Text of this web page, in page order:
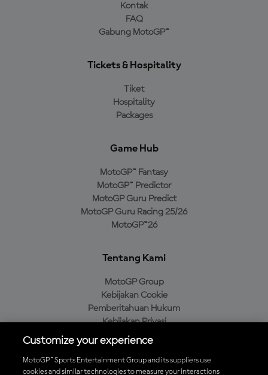
Kontak
FAQ
Gabung MotoGP™
Tickets & Hospitality
Tiket
Hospitality
Packages
Game Hub
MotoGP™ Fantasy
MotoGP™ Predictor
MotoGP Guru Predict
MotoGP Guru Racing 25/26
MotoGP™26
Tentang Kami
MotoGP Group
Kebijakan Cookie
Pemberitahuan Hukum
Kebijakan Privasi
Kebijakan Pembelian
Customize your experience
MotoGP™ Sports Entertainment Group and its suppliers use
cookies and similar technologies to measure your interactions